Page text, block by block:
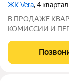
ЖК Vera, 4
В ПРОДАЖЕ
КОМИССИИ И ПЕРЕПЛАТ УСПЕЙТЕ
4,6% НА ВЕСЬ
ИПОТЕКИ